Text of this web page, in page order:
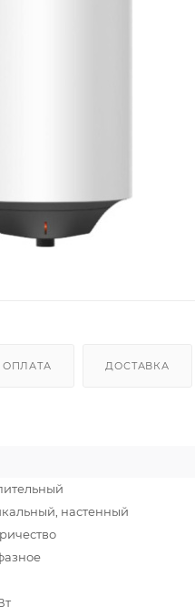
ОПЛАТА ДОСТАВКА
настенный